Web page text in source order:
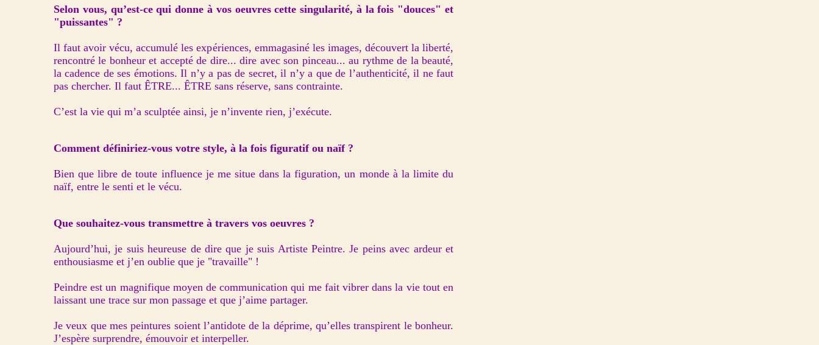
Selon vous, qu’est-ce qui donne à vos oeuvres cette singularité, à la fois "douces" et
"puissantes" ?
Il faut avoir vécu, accumulé les expériences, emmagasiné les images, découvert la liberté,
rencontré le bonheur et accepté de dire... dire avec son pinceau... au rythme de la beauté,
la cadence de ses émotions. Il n’y a pas de secret, il n’y a que de l’authenticité, il ne faut
pas chercher. Il faut ÊTRE... ÊTRE sans réserve, sans contrainte.
C’est la vie qui m’a sculptée ainsi, je n’invente rien, j’exécute.
Comment définiriez-vous votre style, à la fois figuratif ou naïf ?
Bien que libre de toute influence je me situe dans la figuration, un monde à la limite du
naïf, entre le senti et le vécu.
Que souhaitez-vous transmettre à travers vos oeuvres ?
Aujourd’hui, je suis heureuse de dire que je suis Artiste Peintre. Je peins avec ardeur et
enthousiasme et j’en oublie que je "travaille" !
Peindre est un magnifique moyen de communication qui me fait vibrer dans la vie tout en
laissant une trace sur mon passage et que j’aime partager.
Je veux que mes peintures soient l’antidote de la déprime, qu’elles transpirent le bonheur.
J’espère surprendre, émouvoir et interpeller.